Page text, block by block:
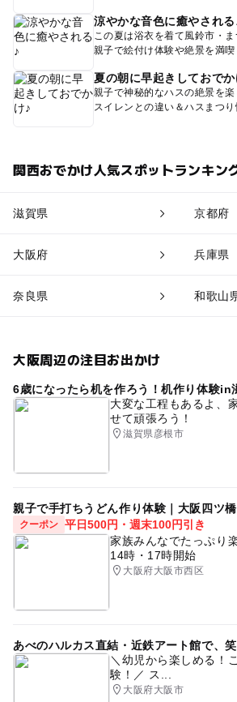
涼やかな音色に癒やされる
この夏は浴衣を着て風鈴市・ま
親子で絵付け体験や絶景を満喫
夏の朝に早起きしておでか
親子で神秘的なハスの絶景を楽
スイレンとの違い＆ハスまつり
関西おでかけ人気スポットランキン
滋賀県 京都府
大阪府 兵庫県
奈良県 和歌山
大阪周辺の注目お出かけ
6歳になったら机を作ろう！机作り体験in
大変な工程もあるよ、
せて頑張ろう！
滋賀県彦根市
親子で手打ちうどん作り体験｜大阪四ツ橋
クーポン 平日500円・週末100円引き
家族みんなでたっぷり
14時・17時開始
大阪府大阪市西区
あべのハルカス直結・近鉄アート館で、
＼幼児から楽しめる！
験！／ ス...
大阪府大阪市